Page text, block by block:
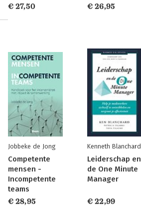
€ 27,50 € 26,95
Jobbeke de Jong
Competente
mensen -
Incompetente
teams
€ 28,95
Kenneth Blanchard
Leiderschap en
de One Minute
Manager
€ 22,99